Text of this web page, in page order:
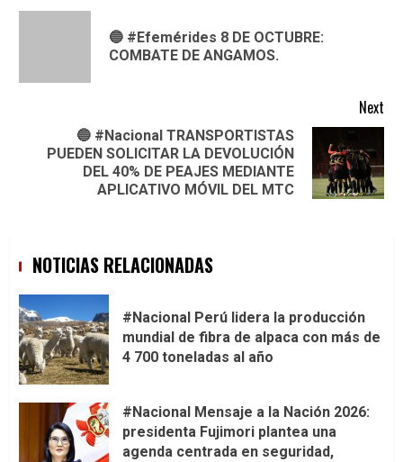
🔵 #Efemérides 8 DE OCTUBRE:
COMBATE DE ANGAMOS.
Next
🔵 #Nacional TRANSPORTISTAS
PUEDEN SOLICITAR LA DEVOLUCIÓN
DEL 40% DE PEAJES MEDIANTE
APLICATIVO MÓVIL DEL MTC
NOTICIAS RELACIONADAS
#Nacional Perú lidera la producción
mundial de fibra de alpaca con más de
4 700 toneladas al año
#Nacional Mensaje a la Nación 2026:
presidenta Fujimori plantea una
agenda centrada en seguridad,